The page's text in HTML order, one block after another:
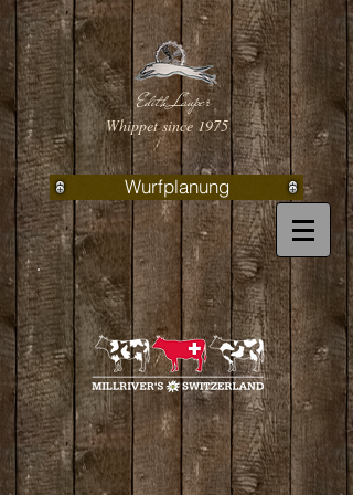
Edith Lauper
Whippet since 1975
Wurfplanung